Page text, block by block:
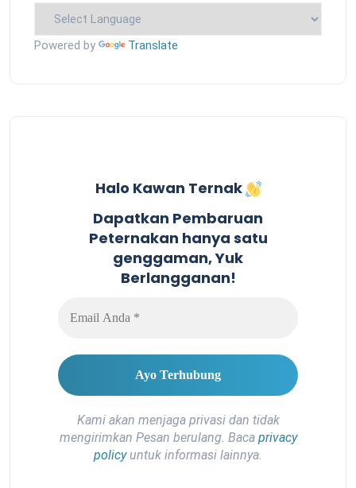
Powered by Translate
Halo Kawan Ternak
Dapatkan Pembaruan
Peternakan hanya satu
genggaman, Yuk
Berlangganan!
Kami akan menjaga privasi dan tidak
mengirimkan Pesan berulang. Baca privacy
policyuntuk informasi lainnya.